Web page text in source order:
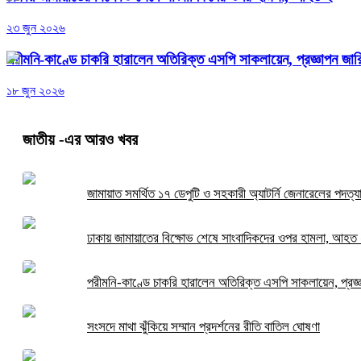
২৩ জুন ২০২৬
পরীমনি-কাণ্ডে চাকরি হারালেন অতিরিক্ত এসপি সাকলায়েন, প্রজ্ঞাপন
১৮ জুন ২০২৬
জাতীয়-এর আরও খবর
জামায়াত সমর্থিত ১৭ ডেপুটি ও সহকারী অ্যাটর্নি জেনারেলের
ঢাকায় জামায়াতের বিক্ষোভ শেষে সাংবাদিকদের ওপর হামলা, আহত
পরীমনি-কাণ্ডে চাকরি হারালেন অতিরিক্ত এসপি সাকলায়েন,
সংসদে মাথা ঝুঁকিয়ে সম্মান প্রদর্শনের রীতি বাতিল ঘোষণা